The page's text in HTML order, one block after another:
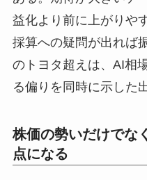
益化より前に上がりや
採算への疑問が出れば
のトヨタ超えは、AI相
る偏りを同時に示した
株価の勢いだけでな
点になる